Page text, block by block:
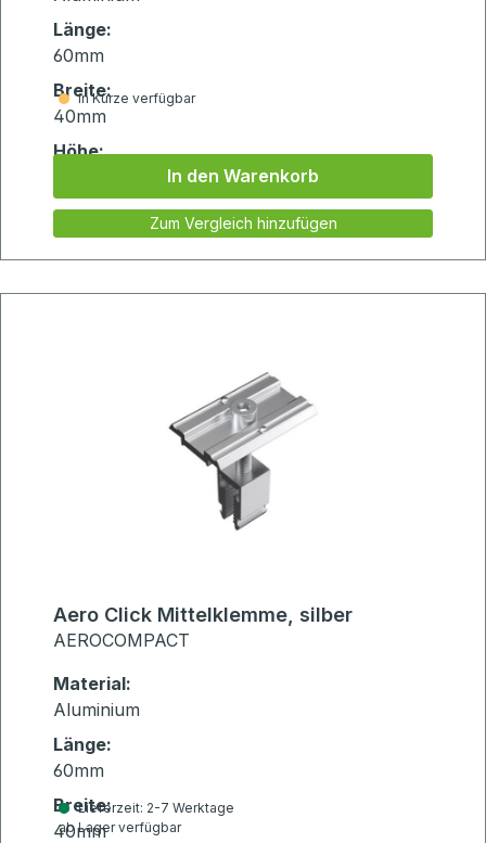
Länge:
60mm
Breite:
40mm
Höhe:
in Kürze verfügbar
In den Warenkorb
Zum Vergleich hinzufügen
Aero Click Mittelklemme, silber
AEROCOMPACT
Material:
Aluminium
Länge:
60mm
Breite:
40mm
Lieferzeit: 2-7 Werktage
ab Lager verfügbar